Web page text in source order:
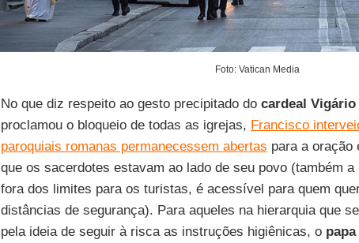
Foto: Vatican Media
No que diz respeito ao gesto precipitado do cardeal Vigário
proclamou o bloqueio de todas as igrejas, Francisco
paroquiais romanas permanecessem abertas para a oração
que os sacerdotes estavam ao lado de seu povo (também
fora dos limites para os turistas, é acessível para quem
distâncias de segurança). Para aqueles na hierarquia que
pela ideia de seguir à risca as instruções higiênicas, o